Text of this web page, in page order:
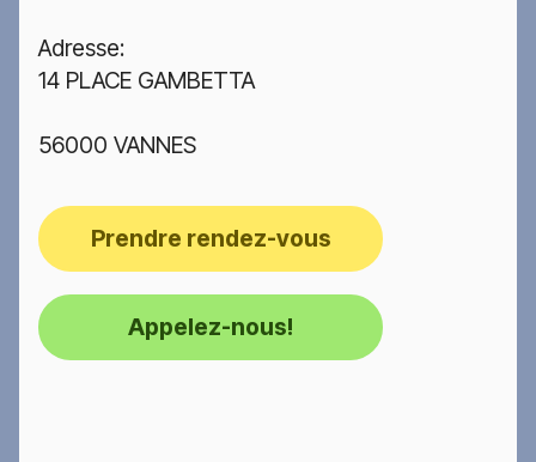
Adresse:
14 PLACE GAMBETTA
56000 VANNES
Prendre rendez-vous
Appelez-nous!